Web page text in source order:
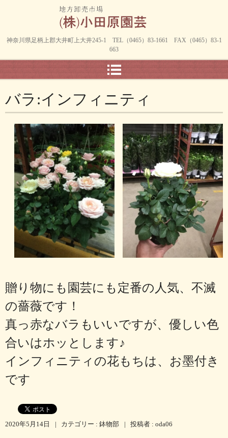
神奈川県足柄上郡大井町上大井245-1 TEL（0465）83-1661 FAX（0465）83-1
663
バラ:インフィニティ
贈り物にも園芸にも定番の人気、 不滅
の薔薇です！
真っ赤なバラもいいですが、優しい色
合いはホッとします♪
インフィニティの花もちは、お墨付き
です
2020年5月14日 | カテゴリー : 鉢物部 | 投稿者 : oda06